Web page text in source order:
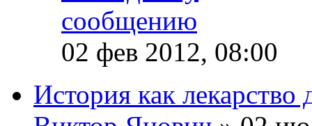
02 фев 2012, 08:00
История как лекарство